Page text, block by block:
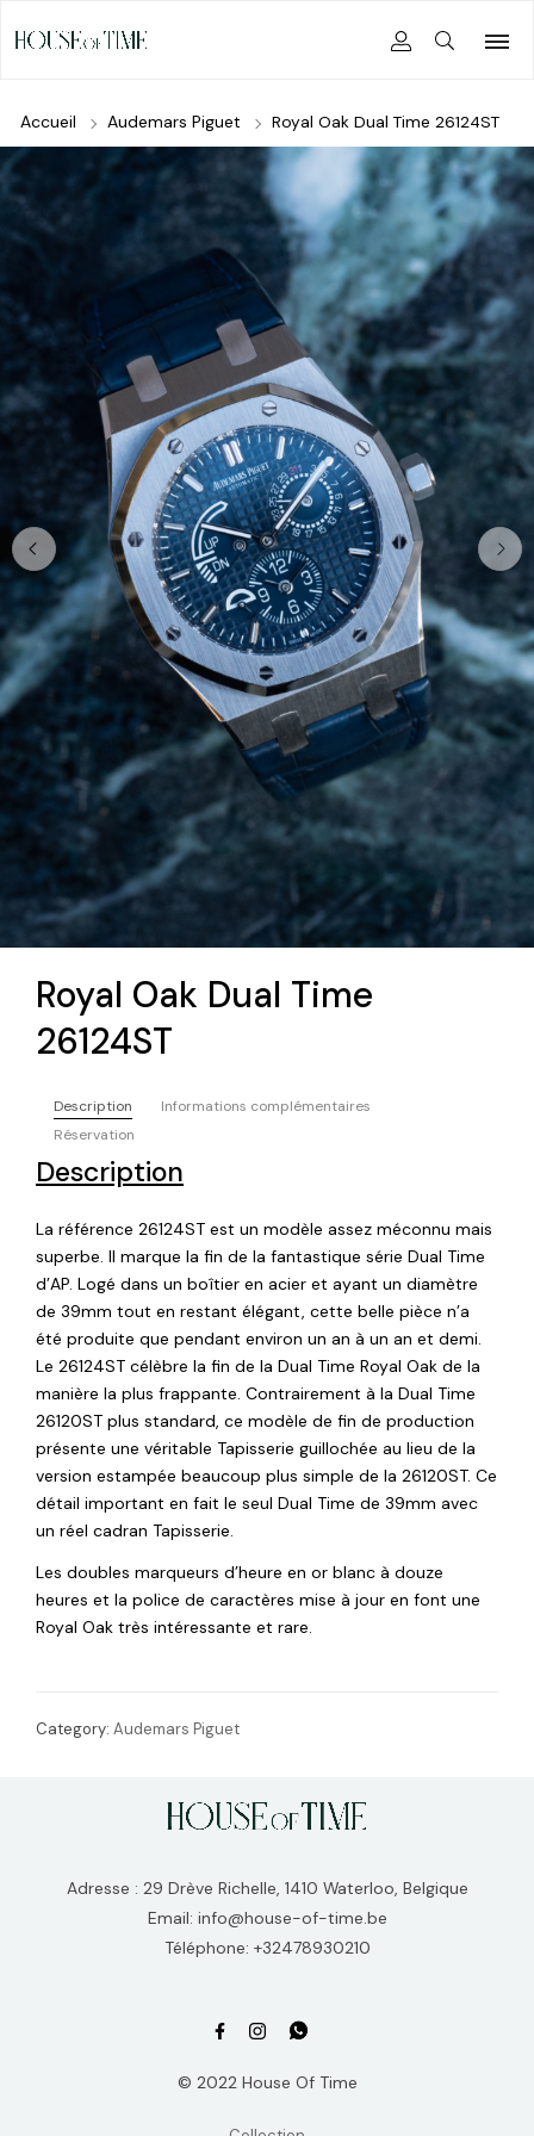
Accueil Audemars Piguet Royal Oak Dual Time 26124ST
Royal Oak Dual Time
26124ST
Description
Informations complémentaires
Réservation
Description
La référence 26124ST est un modèle assez méconnu mais
superbe. Il marque la fin de la fantastique série Dual Time
d’AP. Logé dans un boîtier en acier et ayant un diamètre
de 39mm tout en restant élégant, cette belle pièce n’a
été produite que pendant environ un an à un an et demi.
Le 26124ST célèbre la fin de la Dual Time Royal Oak de la
manière la plus frappante. Contrairement à la Dual Time
26120ST plus standard, ce modèle de fin de production
présente une véritable Tapisserie guillochée au lieu de la
version estampée beaucoup plus simple de la 26120ST. Ce
détail important en fait le seul Dual Time de 39mm avec
un réel cadran Tapisserie.
Les doubles marqueurs d’heure en or blanc à douze
heures et la police de caractères mise à jour en font une
Royal Oak très intéressante et rare.
Category: Audemars Piguet
Adresse : 29 Drève Richelle, 1410 Waterloo, Belgique
Email: info@house-of-time.be
Téléphone: +32478930210
© 2022 House Of Time